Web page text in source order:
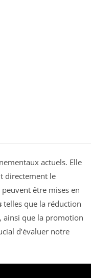
actuels. Elle
directement le
peuvent être mises en
telles que la réduction
, ainsi que la promotion
d’évaluer notre